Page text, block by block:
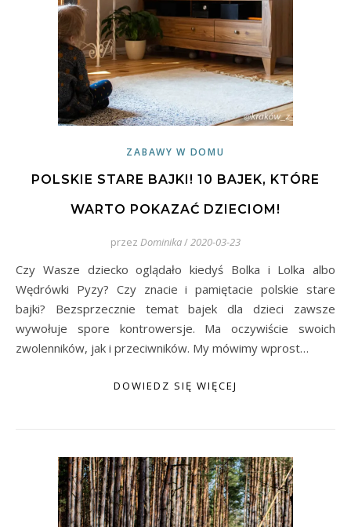
ZABAWY W DOMU
POLSKIE STARE BAJKI! 10 BAJEK, KTÓRE
WARTO POKAZAĆ DZIECIOM!
przez Dominika/2020-03-23
Czy Wasze dziecko oglądało kiedyś Bolka i Lolka albo
Wędrówki Pyzy? Czy znacie i pamiętacie polskie stare
bajki? Bezsprzecznie temat bajek dla dzieci zawsze
wywołuje spore kontrowersje. Ma oczywiście swoich
zwolenników, jak i przeciwników. My mówimy wprost…
DOWIEDZ SIĘ WIĘCEJ